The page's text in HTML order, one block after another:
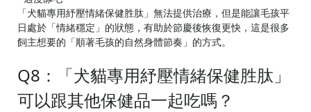
「犬貓專用紓壓情緒保健胜肽」無法提供治療，但是能讓毛孩平
日處於「情緒穩定」的狀態，有助於節慶後恢復更快，這是很多
飼主想要的「順著毛孩的自然身體節奏」的方式。
Q8：「犬貓專用紓壓情緒保健胜肽」
可以跟其他保健品一起吃嗎？